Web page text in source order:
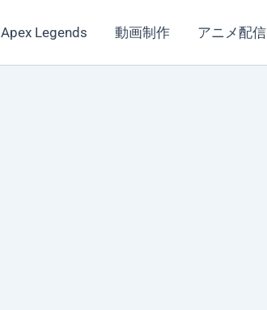
Apex Legends 動画制作 アニメ配信